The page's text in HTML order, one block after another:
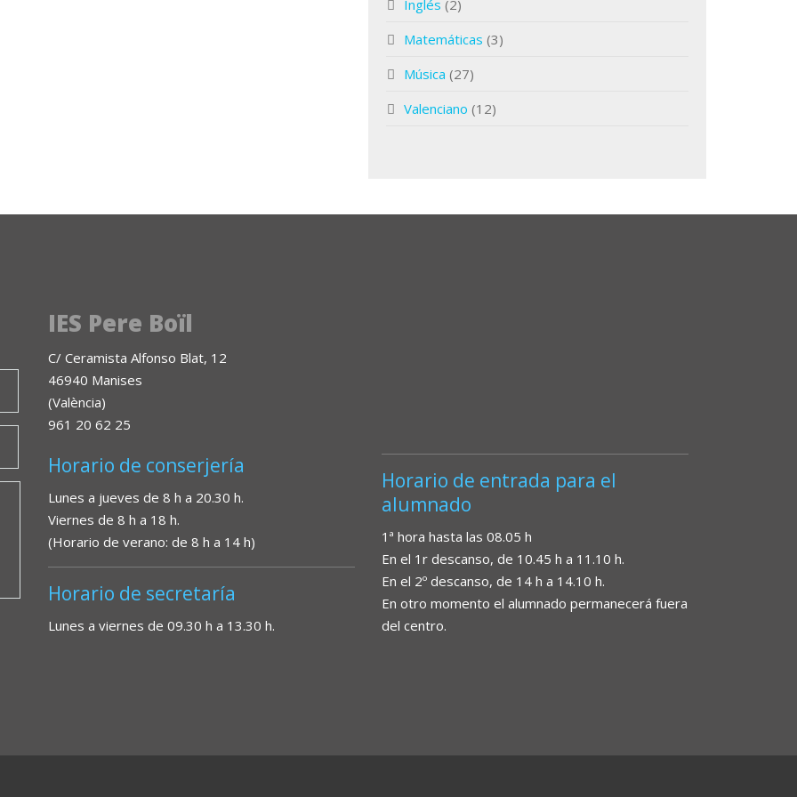
Inglés (2)
Matemáticas (3)
Música (27)
Valenciano (12)
IES Pere Boïl
C/ Ceramista Alfonso Blat, 12
46940 Manises
(València)
961 20 62 25
Horario de conserjería
Lunes a jueves de 8 h a 20.30 h.
Viernes de 8 h a 18 h.
(Horario de verano: de 8 h a 14 h)
Horario de secretaría
Lunes a viernes de 09.30 h a 13.30 h.
Horario de entrada para el
alumnado
1ª hora hasta las 08.05 h
En el 1r descanso, de 10.45 h a 11.10 h.
En el 2º descanso, de 14 h a 14.10 h.
En otro momento el alumnado permanecerá fuera
del centro.